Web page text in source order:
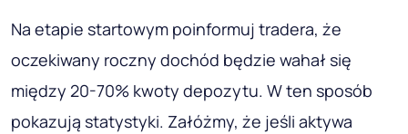
Na etapie startowym poinformuj tradera, że ​​
oczekiwany roczny dochód będzie wahał się
między 20-70% kwoty depozytu. W ten sposób
pokazują statystyki. Załóżmy, że jeśli aktywa